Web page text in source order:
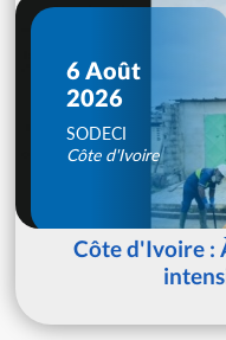
6 Août
2026
SODECI
Côte d'Ivoire
Côte d'Ivoire :